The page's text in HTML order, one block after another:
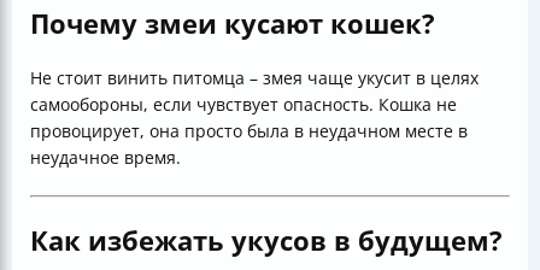
Почему змеи кусают кошек?
Не стоит винить питомца – змея чаще укусит в целях
самообороны, если чувствует опасность. Кошка не
провоцирует, она просто была в неудачном месте в
неудачное время.
Как избежать укусов в будущем?